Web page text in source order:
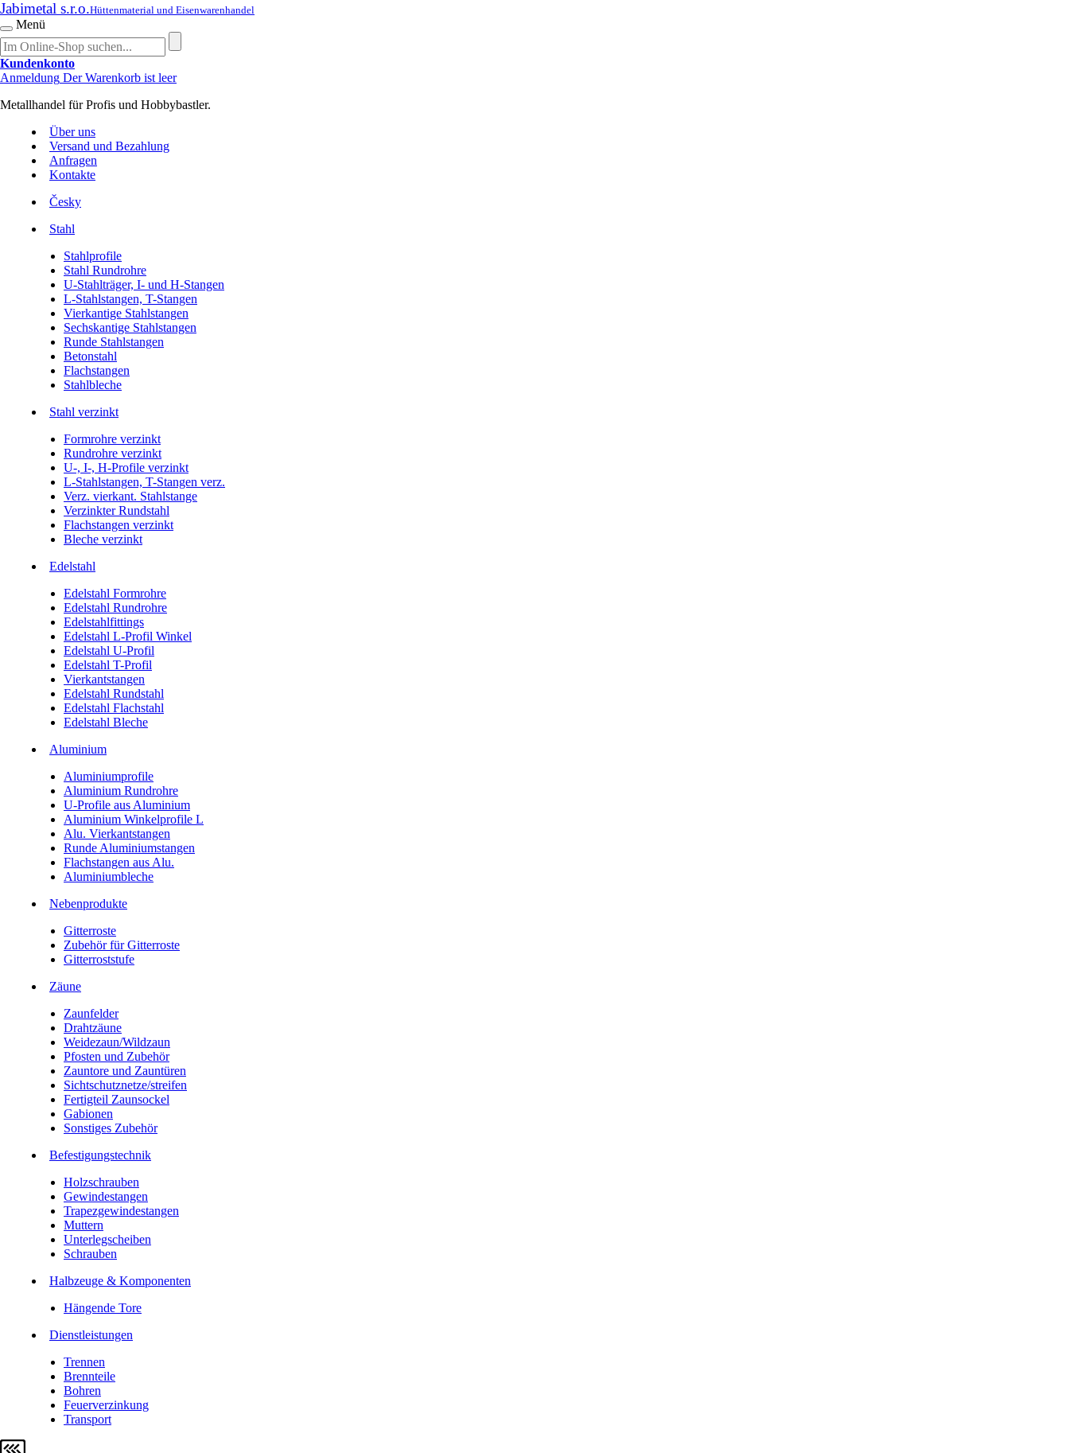
Jabimetal s.r.o.Hüttenmaterial und Eisenwarenhandel
Menü
Kundenkonto
Anmeldung Der Warenkorb ist leer
Metallhandel für Profis und Hobbybastler.
Über uns
Versand und Bezahlung
Anfragen
Kontakte
Česky
Stahl
Stahlprofile
Stahl Rundrohre
U-Stahlträger, I- und H-Stangen
L-Stahlstangen, T-Stangen
Vierkantige Stahlstangen
Sechskantige Stahlstangen
Runde Stahlstangen
Betonstahl
Flachstangen
Stahlbleche
Stahl verzinkt
Formrohre verzinkt
Rundrohre verzinkt
U-, I-, H-Profile verzinkt
L-Stahlstangen, T-Stangen verz.
Verz. vierkant. Stahlstange
Verzinkter Rundstahl
Flachstangen verzinkt
Bleche verzinkt
Edelstahl
Edelstahl Formrohre
Edelstahl Rundrohre
Edelstahlfittings
Edelstahl L-Profil Winkel
Edelstahl U-Profil
Edelstahl T-Profil
Vierkantstangen
Edelstahl Rundstahl
Edelstahl Flachstahl
Edelstahl Bleche
Aluminium
Aluminiumprofile
Aluminium Rundrohre
U-Profile aus Aluminium
Aluminium Winkelprofile L
Alu. Vierkantstangen
Runde Aluminiumstangen
Flachstangen aus Alu.
Aluminiumbleche
Nebenprodukte
Gitterroste
Zubehör für Gitterroste
Gitterroststufe
Zäune
Zaunfelder
Drahtzäune
Weidezaun/Wildzaun
Pfosten und Zubehör
Zauntore und Zauntüren
Sichtschutznetze/streifen
Fertigteil Zaunsockel
Gabionen
Sonstiges Zubehör
Befesti­gungstechnik
Holzschrauben
Gewindestangen
Trapezgewindestangen
Muttern
Unterlegscheiben
Schrauben
Halbzeuge & Komponenten
Hängende Tore
Dienstleistungen
Trennen
Brennteile
Bohren
Feuerverzinkung
Transport